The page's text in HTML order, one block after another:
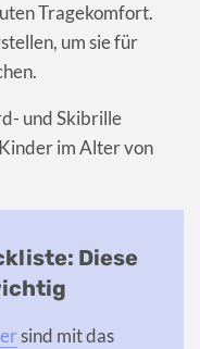
Tragekomfort.
um sie für
und Skibrille
im Alter von
Diese
sind mit das